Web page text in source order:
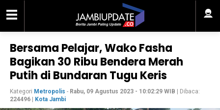
Bersama Pelajar, Wako Fasha
Bagikan 30 Ribu Bendera Merah
Putih di Bundaran Tugu Keris
Kategori Metropolis - Rabu, 09 Agustus 2023 - 10:02:29 WIB | Dibaca:
224496
Kota Jambi